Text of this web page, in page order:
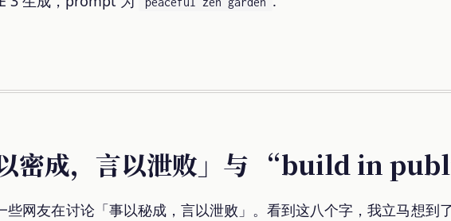
密成，言以泄败」与 “build in
网友在讨论「事以秘成，言以泄败」。看到这八个字，我立马想到